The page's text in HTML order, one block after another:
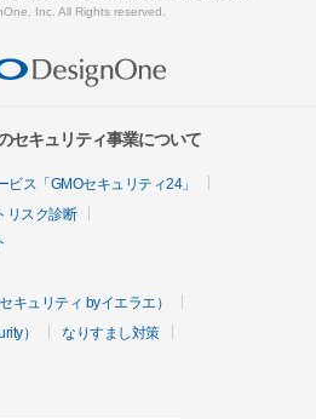
Inc. All Rights reserved.
セキュリティ事業について
ス「GMOセキュリティ24」
リスク診断
キュリティ byイエラエ）
）
なりすまし対策